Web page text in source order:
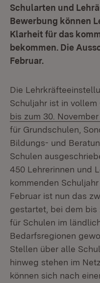
Schularten und
Bewerbung können
Klarheit für das
bekommen. Die
Februar.
Die
Schuljahr ist in vollem
bis zum 30. November
für Grundschulen,
Bildungs- und
Schulen
450 Lehrerinnen und
kommenden
Februar ist nun das
gestartet, bei dem bis
für Schulen im
Bedarfsregionen
Stellen über alle
hinweg stehen im
können sich nach